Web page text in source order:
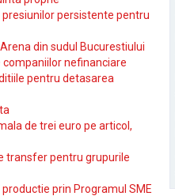
presiunilor persistente pentru
din sudul Bucurestiului
nefinanciare
pentru detasarea
de trei euro pe articol,
transfer pentru grupurile
prin Programul SME